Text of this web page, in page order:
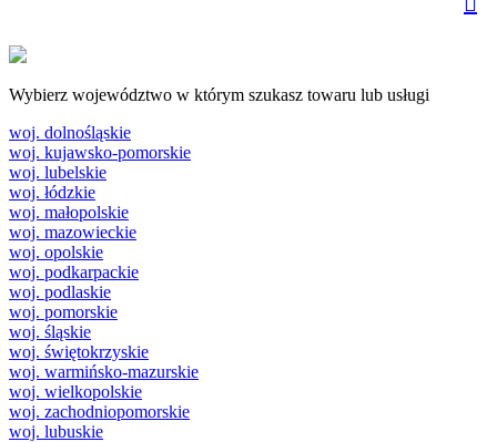
Wybierz województwo w którym szukasz towaru lub usługi
woj. dolnośląskie
woj. kujawsko-pomorskie
woj. lubelskie
woj. łódzkie
woj. małopolskie
woj. mazowieckie
woj. opolskie
woj. podkarpackie
woj. podlaskie
woj. pomorskie
woj. śląskie
woj. świętokrzyskie
woj. warmińsko-mazurskie
woj. wielkopolskie
woj. zachodniopomorskie
woj. lubuskie